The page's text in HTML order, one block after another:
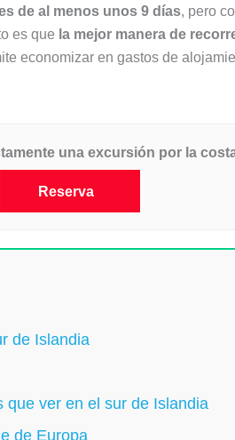
de al menos unos 9 días, pero
es que la mejor manera de
economizar en gastos de
una excursión por la
Reserva
de Islandia
que ver en el sur de Islandia
de Europa